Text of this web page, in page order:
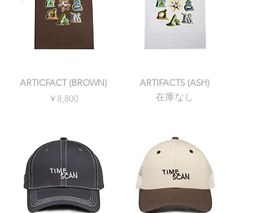
ARTICFACT (BROWN)
価格
￥8,800
ARTIFACTS (ASH)
在庫なし